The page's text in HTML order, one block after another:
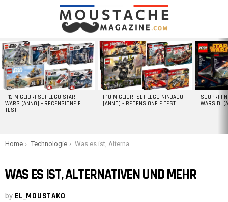
LATEST
STORIES
I 13 MIGLIORI SET LEGO STAR
WARS [ANNO] – RECENSIONE E
TEST
I 10 MIGLIORI SET LEGO NINJAGO
[ANNO] – RECENSIONE E TEST
SCOPRI I
WARS DI
You are here:
Home Technologie Was es ist, Alternativen und mehr
WAS ES IST, ALTERNATIVEN UND MEHR
by EL_MOUSTAKO